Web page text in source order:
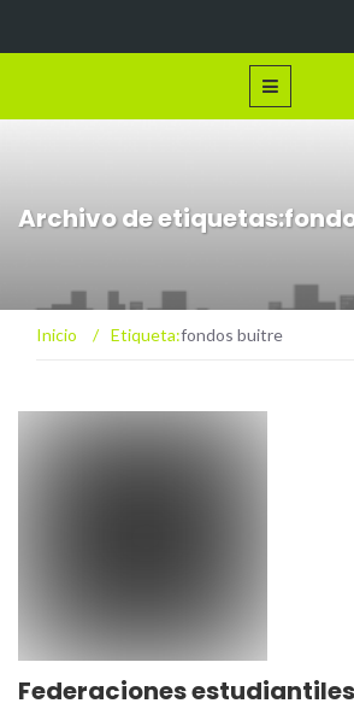
Archivo de
Inicio / Etiqueta:fondos buitre
Federaciones